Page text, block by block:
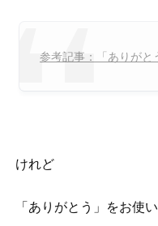
参考記事：「ありが
けれど
「ありがとう」をお使